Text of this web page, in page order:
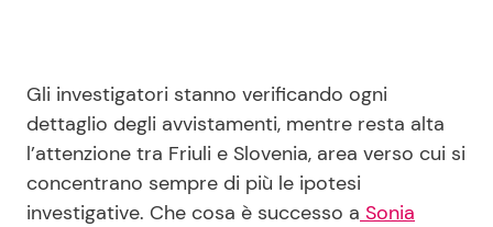
Privacy Policy
Gli investigatori stanno verificando ogni
dettaglio degli avvistamenti, mentre resta alta
l’attenzione tra Friuli e Slovenia, area verso cui si
concentrano sempre di più le ipotesi
investigative. Che cosa è successo a Sonia